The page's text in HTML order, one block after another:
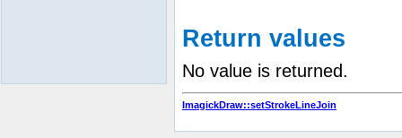
Return values
No value is returned.
ImagickDraw::setStrokeLineJoin